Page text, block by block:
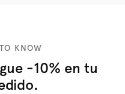
KNOW
-10% en tu